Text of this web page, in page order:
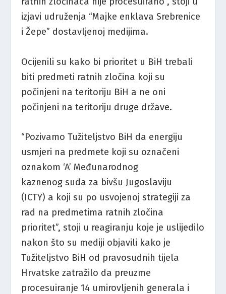
izjavi udruženja “Majke enklava Srebrenice
i Žepe” dostavljenoj medijima.
Ocijenili su kako bi prioritet u BiH trebali
biti predmeti ratnih zločina koji su
počinjeni na teritoriju BiH a ne oni
počinjeni na teritoriju druge države.
“Pozivamo Tužiteljstvo BiH da energiju
usmjeri na predmete koji su označeni
oznakom ‘A’ Međunarodnog
kaznenog suda za bivšu Jugoslaviju
(ICTY) a koji su po usvojenoj strategiji za
rad na predmetima ratnih zločina
prioritet”, stoji u reagiranju koje je uslijedilo
nakon što su mediji objavili kako je
Tužiteljstvo BiH od pravosudnih tijela
Hrvatske zatražilo da preuzme
procesuiranje 14 umirovljenih generala i